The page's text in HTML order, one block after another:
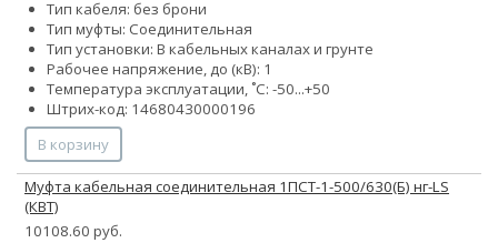
Тип кабеля: без брони
Тип муфты: Соединительная
Тип установки: В кабельных каналах и грунте
Рабочее напряжение, до (кВ): 1
Температура эксплуатации, ˚С: -50...+50
Штрих-код: 14680430000196
В корзину
Муфта кабельная соединительная 1ПСТ-1-500/630(Б) нг-LS
(КВТ)
10108.60 руб.